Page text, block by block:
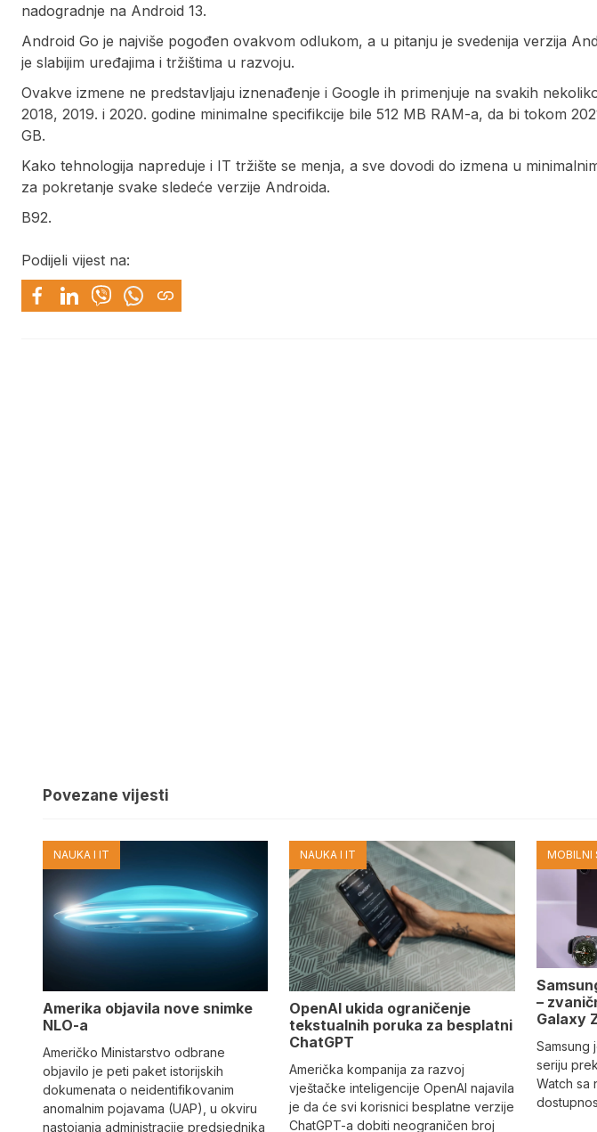
nadogradnje na Android 13.
Android Go je najviše pogođen ovakvom odlukom, a u pitanju je svedenija verzija
je slabijim uređajima i tržištima u razvoju.
Ovakve izmene ne predstavljaju iznenađenje i Google ih primenjuje na svakih
2018, 2019. i 2020. godine minimalne specifikcije bile 512 MB RAM-a, da bi tokom
GB.
Kako tehnologija napreduje i IT tržište se menja, a sve dovodi do izmena u
za pokretanje svake sledeće verzije Androida.
B92.
Podijeli vijest na:
Povezane vijesti
NAUKA I IT
Amerika objavila nove snimke
NLO-a
Američko Ministarstvo odbrane
objavilo je peti paket istorijskih
dokumenata o neidentifikovanim
anomalnim pojavama (UAP), u okviru
nastojanja administracije predsjednika
NAUKA I IT
OpenAI ukida ograničenje
tekstualnih poruka za besplatni
ChatGPT
Američka kompanija za razvoj
vještačke inteligencije OpenAI najavila
je da će svi korisnici besplatne verzije
ChatGPT-a dobiti neograničen broj
MOBILNI
–
Galaxy
Samsung
seriju
Watch sa